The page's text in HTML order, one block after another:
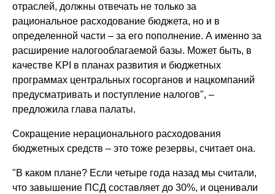
отраслей, должны отвечать не только за
рациональное расходование бюджета, но и в
определенной части – за его пополнение. А именно за
расширение налогооблагаемой базы. Может быть, в
качестве KPI в планах развития и бюджетных
программах центральных госорганов и нацкомпаний
предусматривать и поступление налогов", –
предложила глава палаты.
Сокращение нерационального расходования
бюджетных средств – это тоже резервы, считает она.
"В каком плане? Если четыре года назад мы считали,
что завышение ПСД составляет до 30%, и оценивали